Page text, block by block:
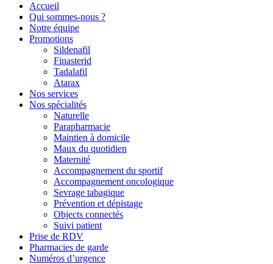
Accueil
Qui sommes-nous ?
Notre équipe
Promotions
Sildenafil
Finasterid
Tadalafil
Atarax
Nos services
Nos spécialités
Naturelle
Parapharmacie
Maintien à domicile
Maux du quotidien
Maternité
Accompagnement du sportif
Accompagnement oncologique
Sevrage tabagique
Prévention et dépistage
Objects connectés
Suivi patient
Prise de RDV
Pharmacies de garde
Numéros d’urgence